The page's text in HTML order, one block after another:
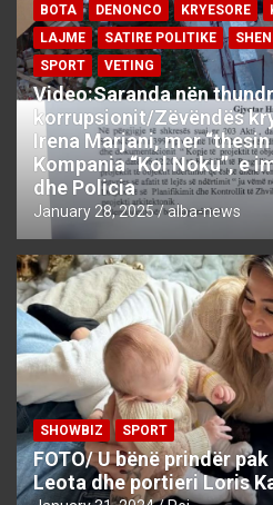
BOTA DENONCO KRYESORE
LAJME
SATIRE POLITIKE
SPORT
VETING
Video:Saranda nën
korrupsionit/Zëvëndës
Irena Marjani, mer “thesin
Kompania “Kol Noku”, e
dhe Policia
January 28, 2025 alba-news
SHOWBIZ SPORT
FOTO/ U bënë prindër
Leota dhe portieri Loris